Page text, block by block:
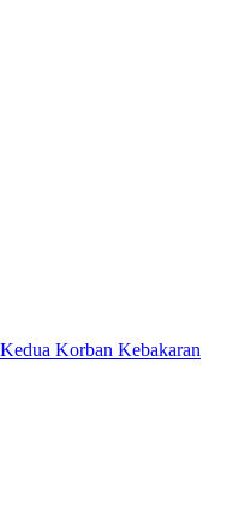
Korban Kebakaran